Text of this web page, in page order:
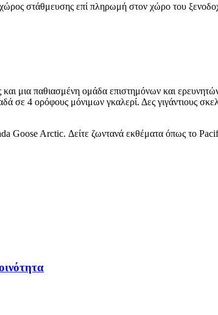
στάθμευσης επί πληρωμή στον χώρο του
μια παθιασμένη ομάδα επιστημόνων και
σε 4 ορόφους μόνιμων γκαλερί. Δες γιγάντιους
Goose Arctic. Δείτε ζωντανά εκθέματα όπως το